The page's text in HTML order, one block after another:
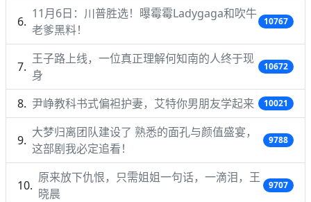
11月6日：川普胜选！曝霉霉Ladygaga和吹牛
老爹黑料！
10767
王子路上线，一位真正理解何知南的人终于现
身
10672
尹峥教科书式偏袒护妻，艾特你男朋友学起来 10021
大梦归离团队建设了 熟悉的面孔与颜值盛宴，
这部剧我必定追看！
9788
原来放下仇恨，只需姐姐一句话，一滴泪，王
晓晨
9707